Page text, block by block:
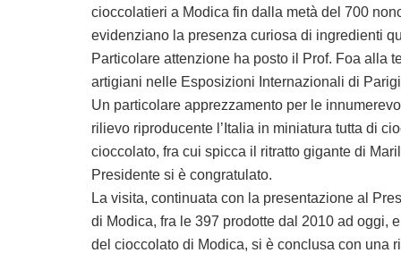
cioccolatieri a Modica fin dalla metà del 700
evidenziano la presenza curiosa di ingredienti
Particolare attenzione ha posto il Prof. Foa alla
artigiani nelle Esposizioni Internazionali di
Un particolare apprezzamento per le
rilievo riproducente l’Italia in miniatura tutta di
cioccolato, fra cui spicca il ritratto gigante di
Presidente si è congratulato.
La visita, continuata con la presentazione al
di Modica, fra le 397 prodotte dal 2010 ad oggi,
del cioccolato di Modica, si è conclusa con una